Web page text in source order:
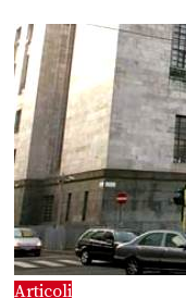
Articoli